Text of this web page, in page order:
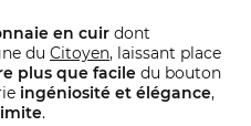
en cuir dont
du Citoyen, laissant place
plus que facile du bouton
ingéniosité et élégance,
.